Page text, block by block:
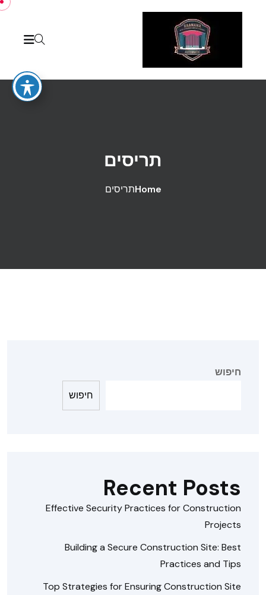
תריסים
Homeתריסים
חיפוש
חיפוש
Recent Posts
Effective Security Practices for Construction
Projects
Building a Secure Construction Site: Best
Practices and Tips
Top Strategies for Ensuring Construction Site